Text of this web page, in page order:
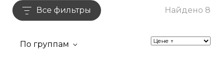
Все фильтры Найдено 8
По группам